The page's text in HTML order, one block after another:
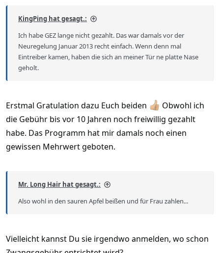
KingPing hat gesagt.:
Ich habe GEZ lange nicht gezahlt. Das war damals vor der
Neuregelung Januar 2013 recht einfach. Wenn denn mal
Eintreiber kamen, haben die sich an meiner Tür ne platte Nase
geholt.
Erstmal Gratulation dazu Euch beiden
Obwohl ich
die Gebühr bis vor 10 Jahren noch freiwillig gezahlt
habe. Das Programm hat mir damals noch einen
gewissen Mehrwert geboten.
Mr. Long Hair hat gesagt.:
Also wohl in den sauren Apfel beißen und für Frau zahlen...
Vielleicht kannst Du sie irgendwo anmelden, wo schon